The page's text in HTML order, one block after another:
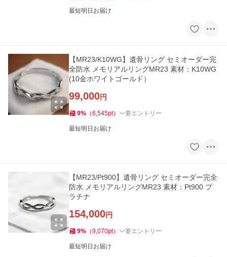
最短明日お届け
【MR23/K10WG】遺骨リング セミオーダー完
全防水 メモリアルリングMR23 素材：K10WG
(10金ホワイトゴールド）
99,000円
9% （6,545pt） 要エントリー
最短明日お届け
【MR23/Pt900】遺骨リング セミオーダー完全
防水 メモリアルリングMR23 素材：Pt900 プ
ラチナ
154,000円
9% （9,070pt） 要エントリー
最短明日お届け